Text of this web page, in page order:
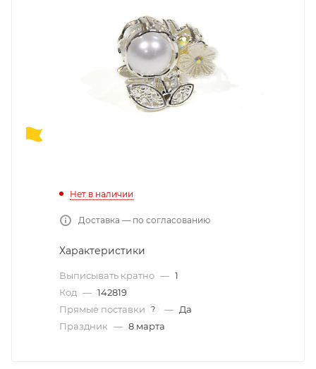
Нет в наличии
Доставка — по согласованию
Характеристики
Выписывать кратно — 1
Код — 142819
Прямые поставки
? — Да
Праздник — 8 марта